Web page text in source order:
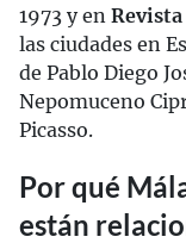
1973 y en
las ciudades en
de Pablo Diego
Nepomuceno
Picasso.
Por qué
están